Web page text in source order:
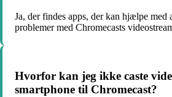
Ja, der findes apps, der kan hjælpe med
problemer med Chromecasts
Hvorfor kan jeg ikke caste
smartphone til Chromecast?